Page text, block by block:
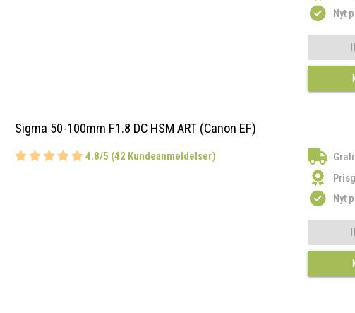
Nyt
Sigma 50-100mm F1.8 DC HSM ART (Canon EF)
4.8/5 (42 Kundeanmeldelser)
Nyt